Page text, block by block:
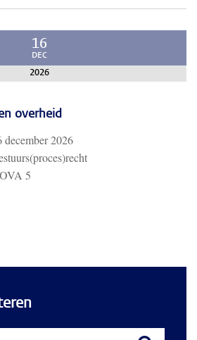
16
DEC
2026
overheid
december 2026
5